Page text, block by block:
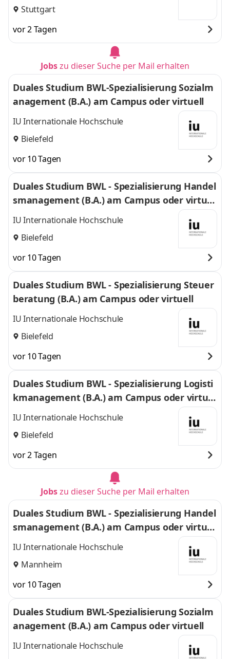
Stuttgart
vor 2 Tagen
Jobszu dieser Suche per Mail erhalten
Duales Studium BWL-Spezialisierung Sozialm
anagement (B.A.) am Campus oder virtuell
IU Internationale Hochschule
Bielefeld
vor 10 Tagen
Duales Studium BWL - Spezialisierung Handel
smanagement (B.A.) am Campus oder virtuel
l
IU Internationale Hochschule
Bielefeld
vor 10 Tagen
Duales Studium BWL - Spezialisierung Steuer
beratung (B.A.) am Campus oder virtuell
IU Internationale Hochschule
Bielefeld
vor 10 Tagen
Duales Studium BWL - Spezialisierung Logisti
kmanagement (B.A.) am Campus oder virtuel
l
IU Internationale Hochschule
Bielefeld
vor 2 Tagen
Jobszu dieser Suche per Mail erhalten
Duales Studium BWL - Spezialisierung Handel
smanagement (B.A.) am Campus oder virtuel
l
IU Internationale Hochschule
Mannheim
vor 10 Tagen
Duales Studium BWL-Spezialisierung Sozialm
anagement (B.A.) am Campus oder virtuell
IU Internationale Hochschule